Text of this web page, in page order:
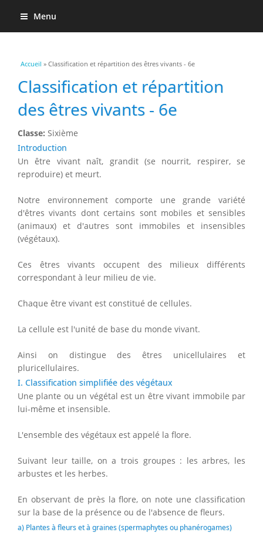
Menu
Vous êtes ici
Accueil » Classification et répartition des êtres vivants - 6e
Classification et répartition
des êtres vivants - 6e
Classe: Sixième
Introduction
Un être vivant naît, grandit (se nourrit, respirer, se
reproduire) et meurt.
Notre environnement comporte une grande variété
d'êtres vivants dont certains sont mobiles et sensibles
(animaux) et d'autres sont immobiles et insensibles
(végétaux).
Ces êtres vivants occupent des milieux différents
correspondant à leur milieu de vie.
Chaque être vivant est constitué de cellules.
La cellule est l'unité de base du monde vivant.
Ainsi on distingue des êtres unicellulaires et
pluricellulaires.
I. Classification simplifiée des végétaux
Une plante ou un végétal est un être vivant immobile par
lui-même et insensible.
L'ensemble des végétaux est appelé la flore.
Suivant leur taille, on a trois groupes : les arbres, les
arbustes et les herbes.
En observant de près la flore, on note une classification
sur la base de la présence ou de l'absence de fleurs.
a) Plantes à fleurs et à graines (spermaphytes ou phanérogames)